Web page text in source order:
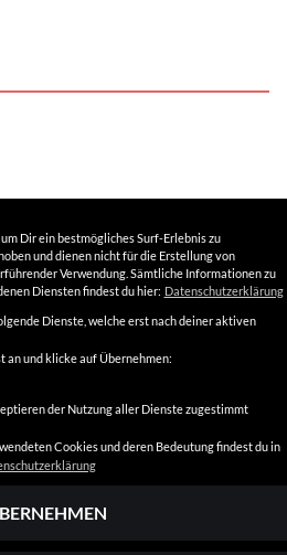
Dir ein bestmögliches Surf-Erlebnis zu
und dienen nicht für die Erstellung von
Verwendung. Sämtliche Informationen zu
Diensten findest du hier: Datenschutzerklärung
Dienste, welche erst nach deiner aktiven
an und klicke auf Übernehmen:
der Nutzung aller Dienste zugestimmt
Cookies und deren Bedeutung findest du in